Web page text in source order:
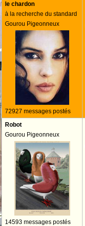
le chardon
à la recherche du standard
Gourou Pigeonneux
72927 messages postés
Robot
Gourou Pigeonneux
14593 messages postés